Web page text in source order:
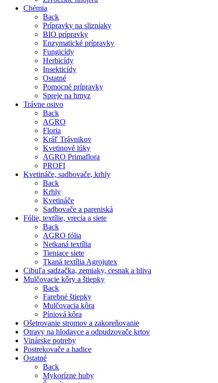
Chémia
Back
Prípravky na slizniaky
BIO prípravky
Enzymatické prípravky
Fungicídy
Herbicídy
Insekticídy
Ostatné
Pomocné prípravky
Spreje na hmyz
Trávne osivo
Back
AGRO
Floria
Kráľ Trávnikov
Kvetinové lúky
AGRO Primaflora
PROFI
Kvetináče, sadbovače, krhly
Back
Krhly
Kvetináče
Sadbovače a pareniská
Fólie, textílie, vrecia a siete
Back
AGRO fólia
Netkaná textília
Tieniace siete
Tkaná textília Agrojutex
Cibuľa sadzačka, zemiaky, cesnak a hliva
Mulčovacie kôry a štiepky
Back
Farebné štiepky
Mulčovacia kôra
Píniová kôra
Ošetrovanie stromov a zakoreňovanie
Otravy na hlodavce a odpudzovače krtov
Vinárske potreby
Postrekovače a hadice
Ostatné
Back
Mykorízne huby